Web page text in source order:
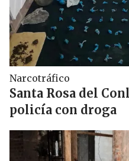
Narcotráfico
Santa Rosa del
policía con droga